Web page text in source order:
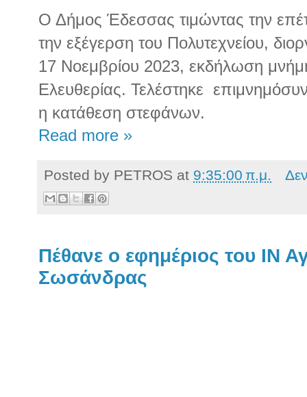
Ο Δήμος Έδεσσας τιμώντας την
την εξέγερση του Πολυτεχνείου,
17 Νοεμβρίου 2023, εκδήλωση
Ελευθερίας. Τελέστηκε
η κατάθεση στεφάνων.
Read more »
Posted by PETROS at 9:35:00 π.μ.
Πέθανε ο εφημέριος του ΙΝ
Σωσάνδρας